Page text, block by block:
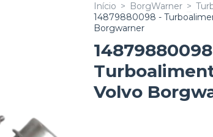
Início > BorgWarner >
14879880098 -
Borgwarner
Volvo